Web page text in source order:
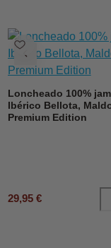
Loncheado 100%
Ibérico Bellota,
Premium Edition
29,95 €